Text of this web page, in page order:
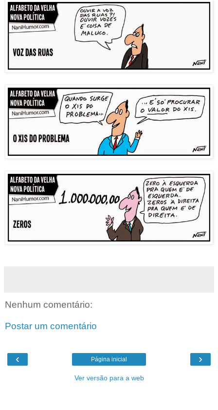
Nenhum comentário:
Postar um comentário
‹ ›
Página inicial
Ver versão para a web